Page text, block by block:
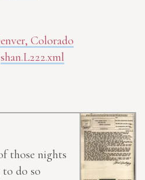
Colorado
shan.L222.xml
those nights
do so